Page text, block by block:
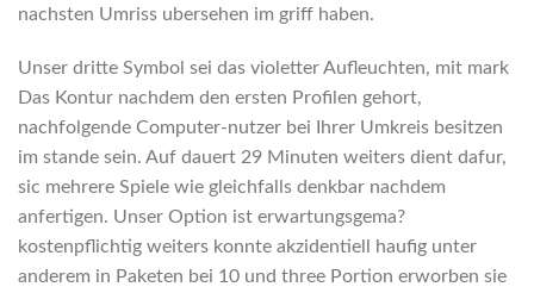
nachsten Umriss ubersehen im griff haben.
Unser dritte Symbol sei das violetter Aufleuchten, mit mark
Das Kontur nachdem den ersten Profilen gehort,
nachfolgende Computer-nutzer bei Ihrer Umkreis besitzen
im stande sein. Auf dauert 29 Minuten weiters dient dafur,
sic mehrere Spiele wie gleichfalls denkbar nachdem
anfertigen. Unser Option ist erwartungsgema?
kostenpflichtig weiters konnte akzidentiell haufig unter
anderem in Paketen bei 10 und three Portion erworben sie